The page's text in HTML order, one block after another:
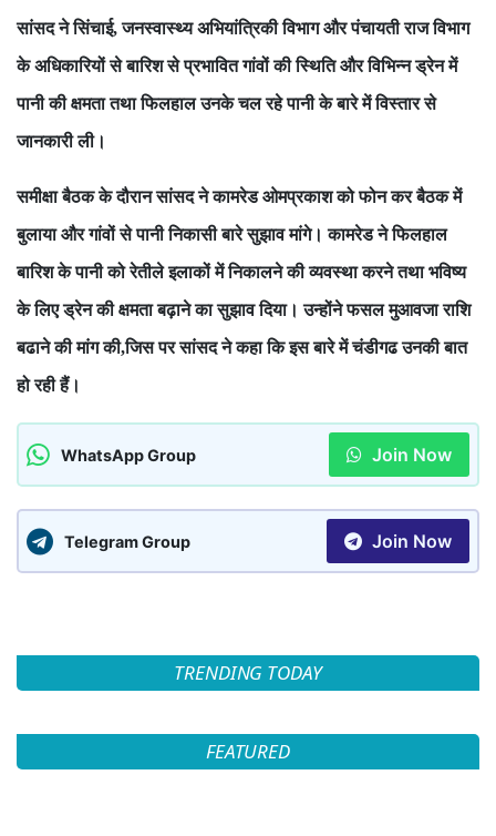
सांसद ने सिंचाई,जनस्वास्थ्य अभियांत्रिकी विभाग और पंचायती राज विभाग
के अधिकारियों से बारिश से प्रभावित गांवों की स्थिति और विभिन्न ड्रेन में
पानी की क्षमता तथा फिलहाल उनके चल रहे पानी के बारे में विस्तार से
जानकारी ली।
समीक्षा बैठक के दौरान सांसद ने कामरेड ओमप्रकाश को फोन कर बैठक में
बुलाया और गांवों से पानी निकासी बारे सुझाव मांगे। कामरेड ने फिलहाल
बारिश के पानी को रेतीले इलाकों में निकालने की व्यवस्था करने तथा भविष्य
के लिए ड्रेन की क्षमता बढ़ाने का सुझाव दिया। उन्होंने फसल मुआवजा राशि
बढाने की मांग की,जिस पर सांसद ने कहा कि इस बारे में चंडीगढ उनकी बात
हो रही हैं।
WhatsApp Group Join Now
Telegram Group Join Now
TRENDING TODAY
FEATURED